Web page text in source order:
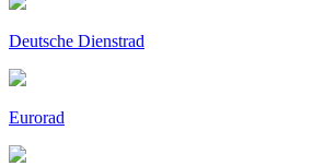
Deutsche Dienstrad
Eurorad